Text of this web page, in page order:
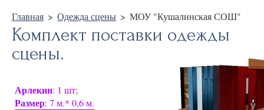
Главная > Одежда сцены > МОУ "Кушалинская СОШ"
Комплект поставки одежды
сцены.
Арлекин: 1 шт;
Размер: 7 м.* 0,6 м.